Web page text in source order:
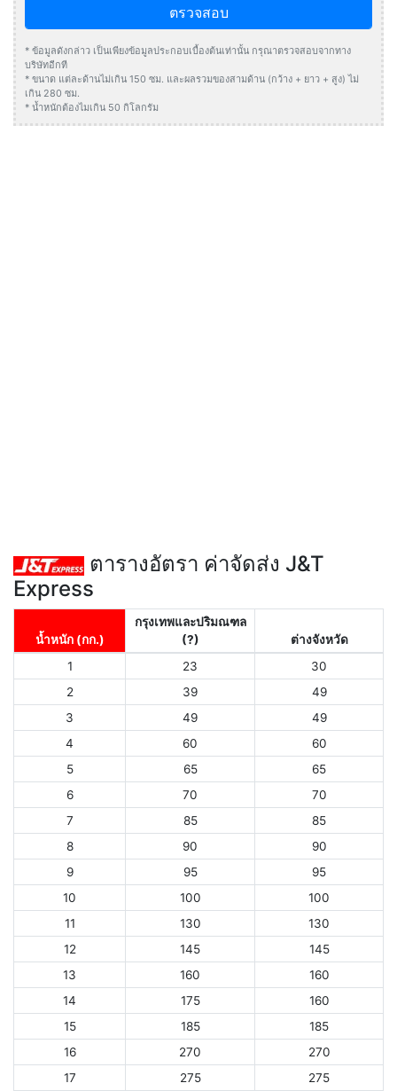
ตรวจสอบ
* ข้อมูลดังกล่าว เป็นเพียงข้อมูลประกอบเบื้องต้นเท่านั้น กรุณาตรวจสอบจากทาง
บริษัทอีกที
* ขนาด แต่ละด้านไม่เกิน 150 ซม. และผลรวมของสามด้าน (กว้าง + ยาว + สูง) ไม่
เกิน 280 ซม.
* น้ำหนักต้องไมเกิน 50 กิโลกรัม
ตารางอัตรา ค่าจัดส่ง J&T
Express
น้ำหนัก (กก.)
กรุงเทพและปริมณฑล
(?)
ต่างจังหวัด
1
23
30
2
39
49
3
49
49
4
60
60
5
65
65
6
70
70
7
85
85
8
90
90
9
95
95
10
100
100
11
130
130
12
145
145
13
160
160
14
175
160
15
185
185
16
270
270
17
275 275